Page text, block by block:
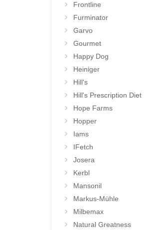
Frontline
Furminator
Garvo
Gourmet
Happy Dog
Heiniger
Hill's
Hill's Prescription Diet
Hope Farms
Hopper
Iams
IFetch
Josera
Kerbl
Mansonil
Markus-Mühle
Milbemax
Natural Greatness